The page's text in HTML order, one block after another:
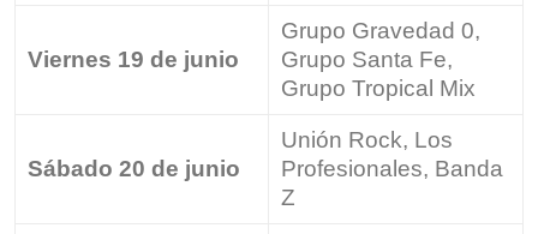
Viernes 19 de junio
Grupo Gravedad 0,
Grupo Santa Fe,
Grupo Tropical Mix
Sábado 20 de junio
Unión Rock, Los
Profesionales, Banda
Z